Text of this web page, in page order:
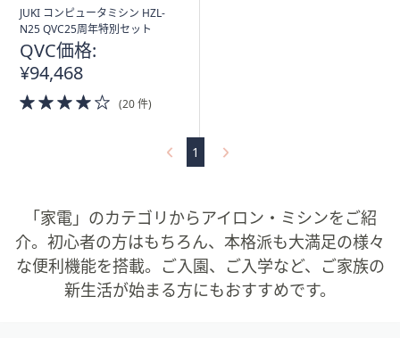
送
料
み
JUKI コンピュータミシン HZL-
N25 QVC25周年特別セット
QVC価格:
¥94,468
4.0
of
(20 件)
1
「家電」のカテゴリからアイロン・ミシンをご紹
介。初心者の方はもちろん、本格派も大満足の様々
な便利機能を搭載。ご入園、ご入学など、ご家族の
新生活が始まる方にもおすすめです。